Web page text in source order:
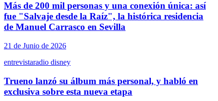
Más de 200 mil personas y una conexión única: así
fue "Salvaje desde la Raíz", la histórica residencia
de Manuel Carrasco en Sevilla
21 de Junio de 2026
entrevistaradio disney
Trueno lanzó su álbum más personal, y habló en
exclusiva sobre esta nueva etapa